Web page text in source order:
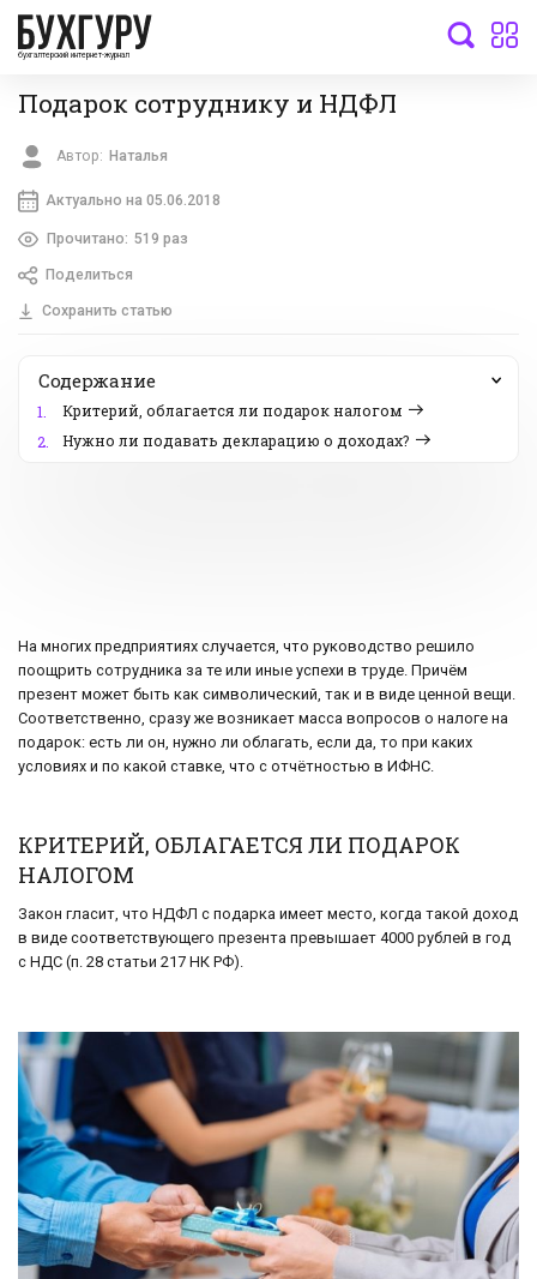
бухгалтерский интернет-журнал
Подарок сотруднику и НДФЛ
Автор: Наталья
Актуально на 05.06.2018
Прочитано: 519 раз
Поделиться
Сохранить статью
Содержание
1.
Критерий, облагается ли подарок налогом
2.
Нужно ли подавать декларацию о доходах?
На многих предприятиях случается, что руководство решило
поощрить сотрудника за те или иные успехи в труде. Причём
презент может быть как символический, так и в виде ценной вещи.
Соответственно, сразу же возникает масса вопросов о налоге на
подарок: есть ли он, нужно ли облагать, если да, то при каких
условиях и по какой ставке, что с отчётностью в ИФНС.
КРИТЕРИЙ, ОБЛАГАЕТСЯ ЛИ ПОДАРОК
НАЛОГОМ
Закон гласит, что НДФЛ с подарка имеет место, когда такой доход
в виде соответствующего презента превышает 4000 рублей в год
с НДС (п. 28 статьи 217 НК РФ).